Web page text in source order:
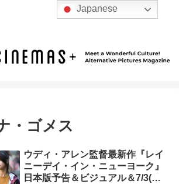
・ゴメス
ウディ・アレン監督最新作『レイ
ニーデイ・イン・ニューヨーク』
日本版予告＆ビジュアル＆7/3(金)
Japanese